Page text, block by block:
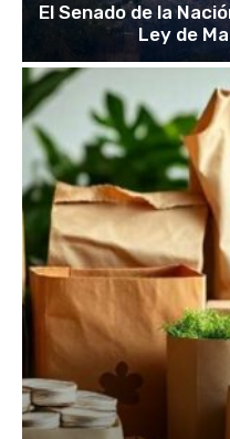
El Senado de la
Ley de